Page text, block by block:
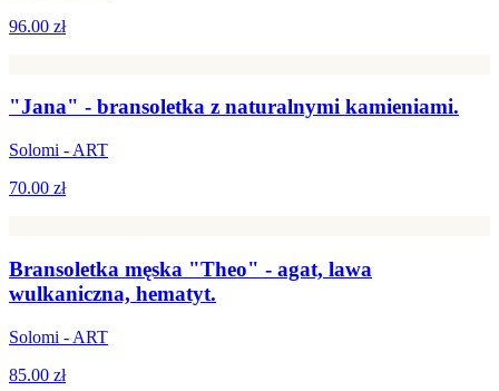
96.00 zł
"Jana" - bransoletka z naturalnymi kamieniami.
Solomi - ART
70.00 zł
Bransoletka męska "Theo" - agat, lawa
wulkaniczna, hematyt.
Solomi - ART
85.00 zł